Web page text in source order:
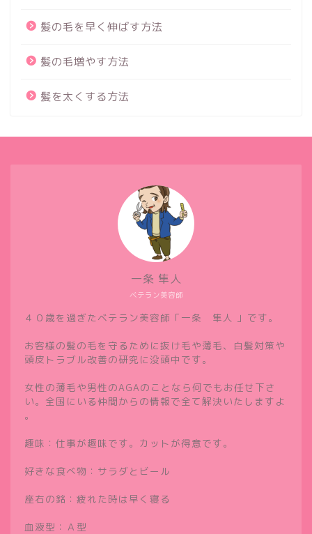
髪の毛を早く伸ばす方法
髪の毛増やす方法
髪を太くする方法
ベテラン美容師
一条 隼人
４０歳を過ぎたベテラン美容師「一条 隼人 」です。
お客様の髪の毛を守るために抜け毛や薄毛、白髪対策や
頭皮トラブル改善の研究に没頭中です。
女性の薄毛や男性のAGAのことなら何でもお任せ下さ
い。全国にいる仲間からの情報で全て解決いたしますよ
。
趣味：仕事が趣味です。カットが得意です。
好きな食べ物：サラダとビール
座右の銘：疲れた時は早く寝る
血液型：Ａ型